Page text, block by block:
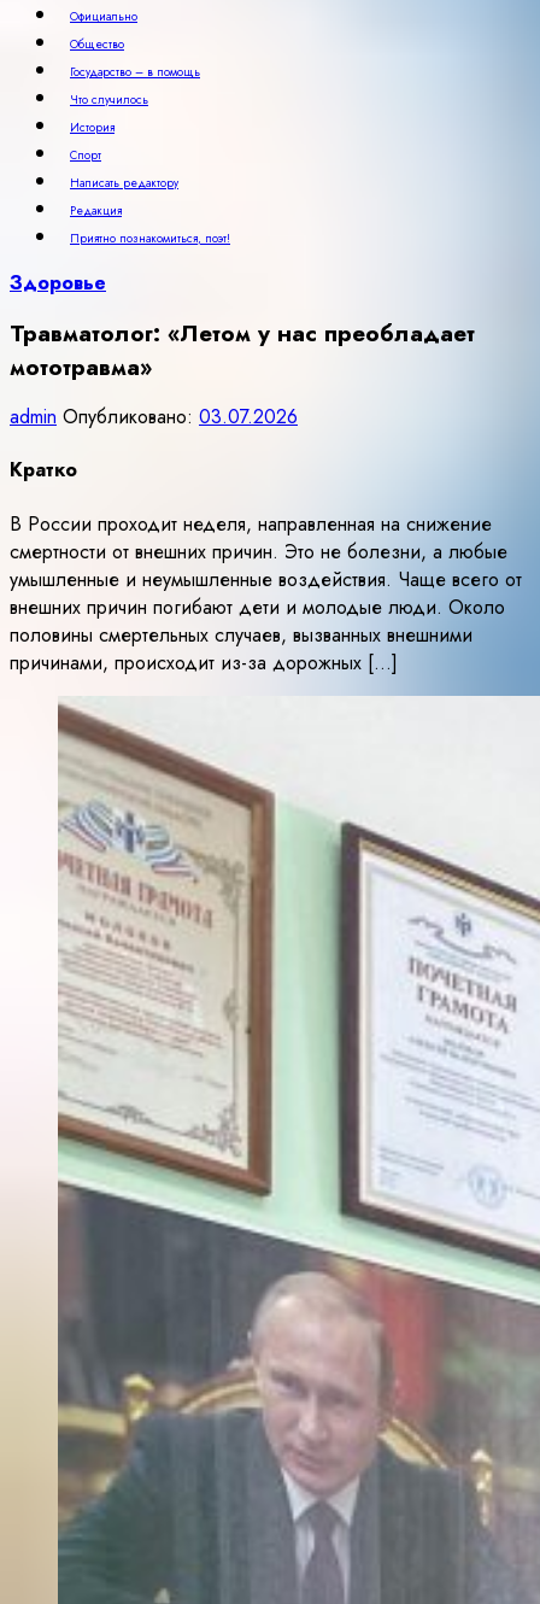
Официально
Общество
Государство – в помощь
Что случилось
История
Спорт
Написать редактору
Редакция
Приятно познакомиться, поэт!
Здоровье
Травматолог: «Летом у нас преобладает
мототравма»
admin Опубликовано: 03.07.2026
Кратко
В России проходит неделя, направленная на снижение
смертности от внешних причин. Это не болезни, а любые
умышленные и неумышленные воздействия. Чаще всего от
внешних причин погибают дети и молодые люди. Около
половины смертельных случаев, вызванных внешними
причинами, происходит из-за дорожных […]